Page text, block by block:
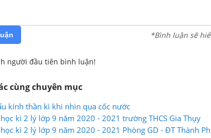
*Bình luận sẽ
người đầu tiên bình luận!
cùng chuyên mục
kính thần kì khi nhìn qua cốc nước
kì 2 lý lớp 9 năm 2020 - 2021 trường THCS Gia Thụy
kì 2 lý lớp 9 năm 2020 - 2021 Phòng GD - ĐT Thành